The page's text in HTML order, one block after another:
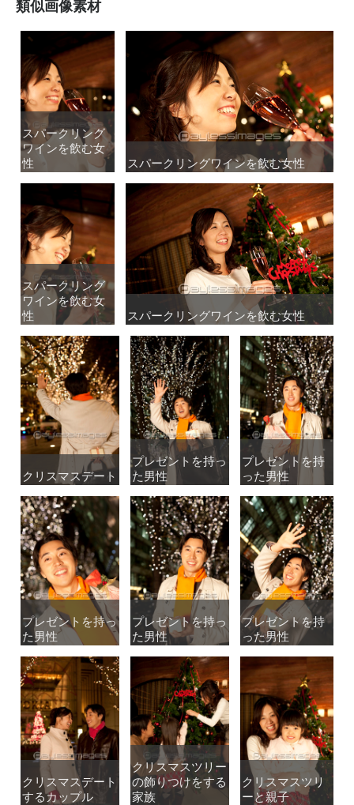
類似画像素材
スパークリング
ワインを飲む女
性
スパークリング
ワインを飲む女
性
スパークリングワインを飲む女性
スパークリングワインを飲む女性
スパークリング
ワインを飲む女
性
スパークリング
ワインを飲む女
性
スパークリングワインを飲む女性
スパークリングワインを飲む女性
クリスマスデート
クリスマスデート
プレゼントを持っ
た男性
プレゼントを持っ
た男性
プレゼントを持
った男性
プレゼントを持
った男性
プレゼントを持っ
た男性
プレゼントを持っ
た男性
プレゼントを持っ
た男性
プレゼントを持っ
た男性
プレゼントを持
った男性
プレゼントを持
った男性
クリスマスデート
するカップル
クリスマスデート
するカップル
クリスマスツリー
の飾りつけをする
家族
クリスマスツリー
の飾りつけをする
家族
クリスマスツリ
ーと親子
クリスマスツリ
ーと親子